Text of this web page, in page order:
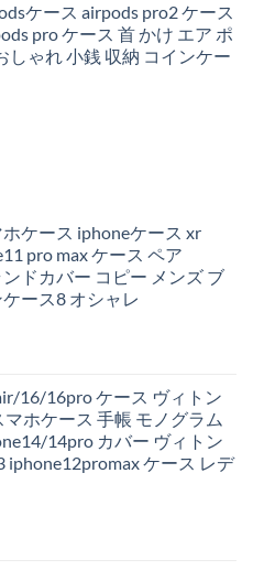
ケース airpods pro2 ケース
pro ケース 首 かけ エア ポ
しゃれ 小銭 収納 コインケー
ケース iphoneケース xr
pro max ケース ペア
ドカバー コピー メンズ ブ
ース8 オシャレ
16/16pro ケース ヴィトン
ホケース 手帳 モノグラム
14pro カバー ヴィトン
iphone12promax ケース レデ